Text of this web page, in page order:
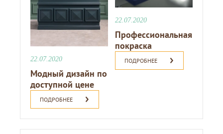
22.07.2020
Модный дизайн по
доступной цене
ПОДРОБНЕЕ
22.07.2020
Профессиональная
покраска
ПОДРОБНЕЕ